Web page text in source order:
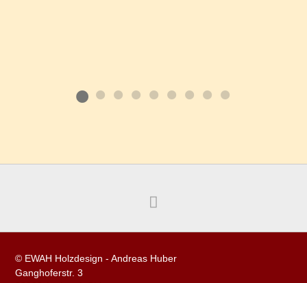
© EWAH Holzdesign - Andreas Huber
Ganghoferstr. 3